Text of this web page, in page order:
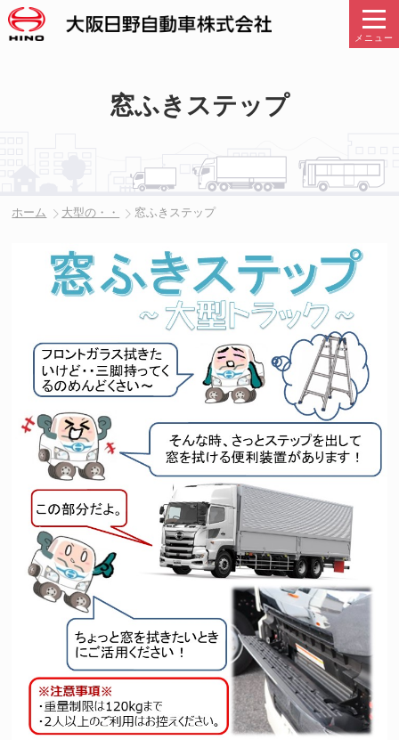
メニュー
窓ふきステップ
ホーム 大型の・・ 窓ふきステップ